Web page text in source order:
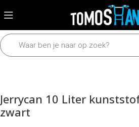
Home Universeel
Jerrycan 10 Liter
zwart